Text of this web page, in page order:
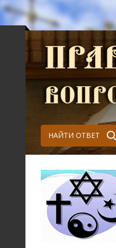
НАЙТИ ОТВЕТ